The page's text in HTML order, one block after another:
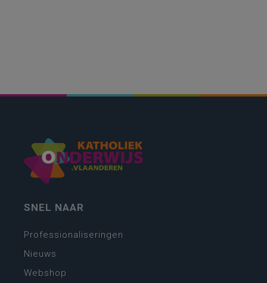
SNEL NAAR
Professionaliseringen
Nieuws
Webshop